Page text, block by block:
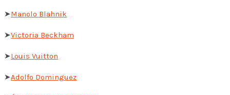
➤Manolo Blahnik
➤Victoria Beckham
➤Louis Vuitton
➤Adolfo Dominguez